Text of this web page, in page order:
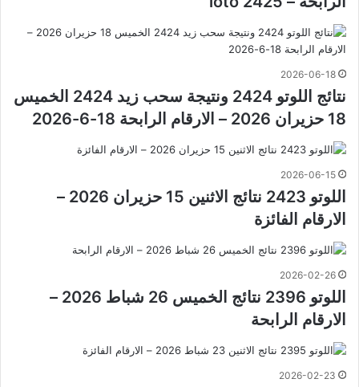
2026-06-18
نتائج اللوتو 2424 ونتيجة سحب زيد 2424 الخميس
18 حزيران 2026 – الارقام الرابحة 18-6-2026
2026-06-15
اللوتو 2423 نتائج الاثنين 15 حزيران 2026 –
الارقام الفائزة
2026-02-26
اللوتو 2396 نتائج الخميس 26 شباط 2026 –
الارقام الرابحة
2026-02-23